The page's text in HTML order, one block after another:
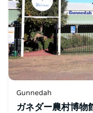
Gunnedah
ガネダー農村博物